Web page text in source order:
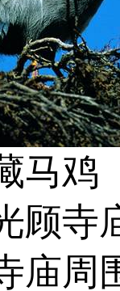
马鸡
顾寺
庙周